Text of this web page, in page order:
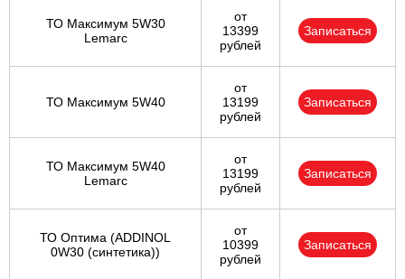
ТО Максимум 5W30
Lemarc
от
13399
рублей
Записаться
ТО Максимум 5W40
от
13199
рублей
Записаться
ТО Максимум 5W40
Lemarc
от
13199
рублей
Записаться
ТО Оптима (ADDINOL
0W30 (синтетика))
от
10399
рублей
Записаться